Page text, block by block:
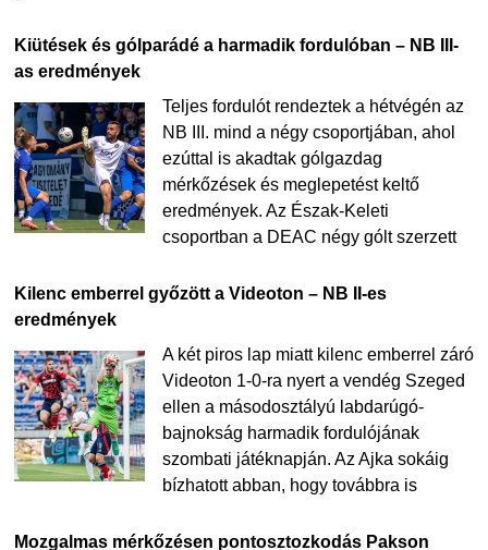
Kiütések és gólparádé a harmadik fordulóban – NB III-
as eredmények
Teljes fordulót rendeztek a hétvégén az
NB III. mind a négy csoportjában, ahol
ezúttal is akadtak gólgazdag
mérkőzések és meglepetést keltő
eredmények. Az Észak-Keleti
csoportban a DEAC négy gólt szerzett
Kilenc emberrel győzött a Videoton – NB II-es
eredmények
A két piros lap miatt kilenc emberrel záró
Videoton 1-0-ra nyert a vendég Szeged
ellen a másodosztályú labdarúgó-
bajnokság harmadik fordulójának
szombati játéknapján. Az Ajka sokáig
bízhatott abban, hogy továbbra is
Mozgalmas mérkőzésen pontosztozkodás Pakson